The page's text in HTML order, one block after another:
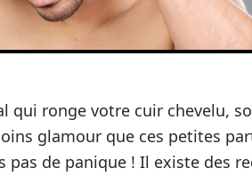
qui ronge votre cuir chevelu,
glamour que ces petites
pas de panique ! Il existe des